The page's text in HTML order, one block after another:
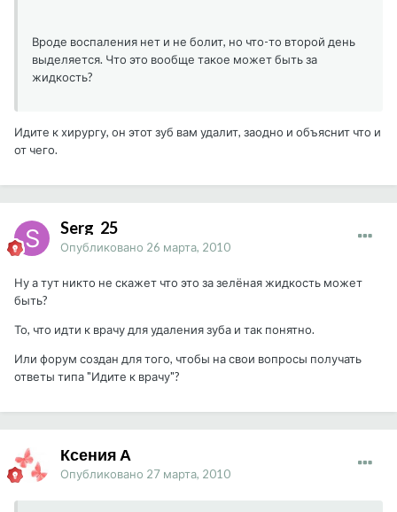
Вроде воспаления нет и не болит, но что-то второй день
выделяется. Что это вообще такое может быть за
жидкость?
Идите к хирургу, он этот зуб вам удалит, заодно и объяснит что и
от чего.
Serg_25
Опубликовано 26 марта, 2010
Ну а тут никто не скажет что это за зелёная жидкость может
быть?
То, что идти к врачу для удаления зуба и так понятно.
Или форум создан для того, чтобы на свои вопросы получать
ответы типа "Идите к врачу"?
Ксения А
Опубликовано 27 марта, 2010